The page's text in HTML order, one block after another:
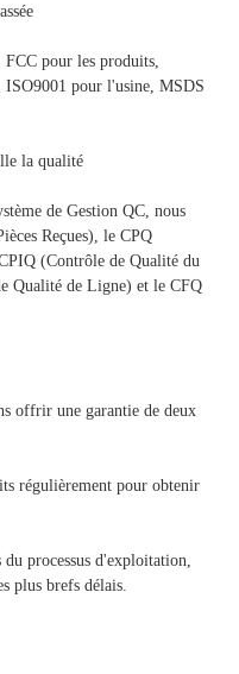
pour les produits,
pour l'usine, MSDS
la qualité
de Gestion QC, nous
Reçues), le CPQ
(Contrôle de Qualité du
Qualité de Ligne) et le CFQ
offrir une garantie de deux
régulièrement pour obtenir
processus d'exploitation,
plus brefs délais.